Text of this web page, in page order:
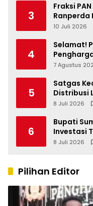
3
Fraksi
Ranperda
2025,
10 Juli 2026
4
Selamat!
Kapolri
7 Agustus
5
Satgas
Distribusi
8 Juli 2026
6
Bupati
Investasi
8 Juli 2026
Pilihan Editor